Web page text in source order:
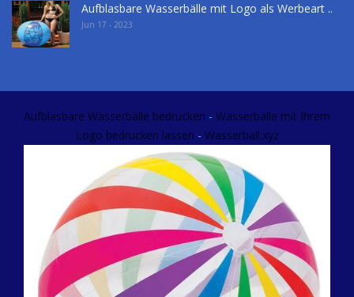
Aufblasbare Wasserbälle mit Logo als Werbeart ..
Jun 17 - 2023
Aufblasbare Wasserbälle bedrucken - Wasserbälle mit Ihrem
Logo bedrucken lassen - Wasserball.xyz